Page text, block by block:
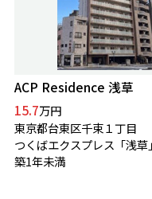
ACP Residence 浅草
15.7万円
東京都台東区千束１丁目
築1年未満